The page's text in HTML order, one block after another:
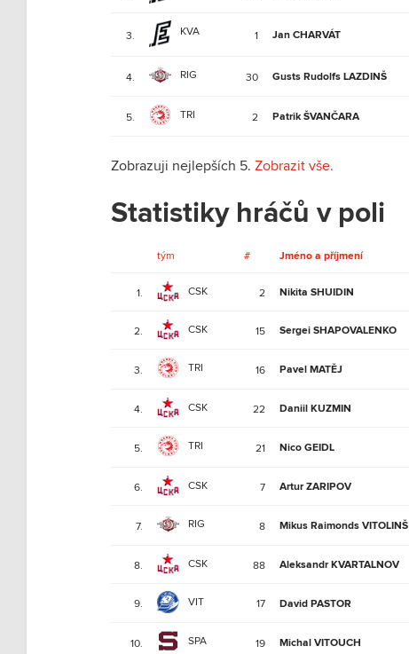
3. KVA 1 Jan CHARVÁT
4. RIG 30 Gusts Rudolfs LAZDINŠ
5. TRI 2 Patrik ŠVANČARA
Zobrazuji nejlepších 5. Zobrazit vše.
Statistiky hráčů v poli
tým # Jméno a příjmení
1. CSK 2 Nikita SHUIDIN
2. CSK 15 Sergei SHAPOVALENKO
3. TRI 16 Pavel MATĚJ
4. CSK 22 Daniil KUZMIN
5. TRI 21 Nico GEIDL
6. CSK 7 Artur ZARIPOV
7. RIG 8 Mikus Raimonds VITOLINŠ
8. CSK 88 Aleksandr KVARTALNOV
9. VIT 17 David PASTOR
10. SPA 19 Michal VITOUCH